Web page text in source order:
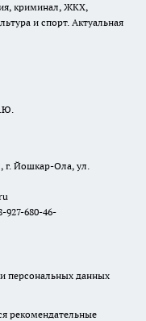
криминал, ЖКХ,
и спорт. Актуальная
г. Йошкар-Ола, ул.
927-680-46-
персональных данных
рекомендательные